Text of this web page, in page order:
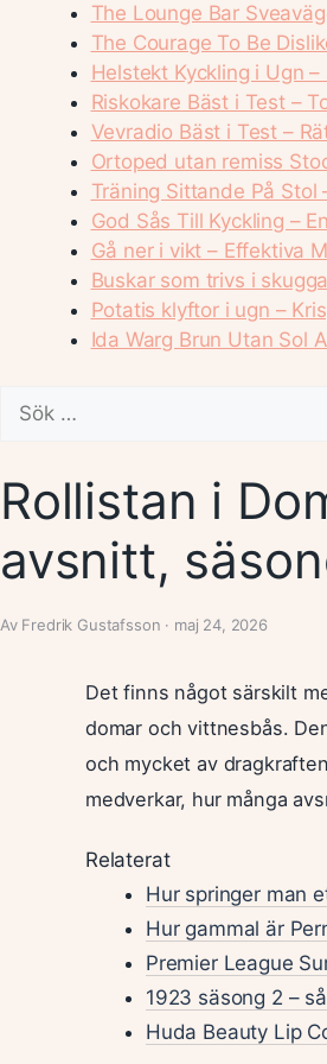
The Lounge Bar
The Courage To Be
Helstekt Kyckling i Ugn
Riskokare Bäst i Test –
Vevradio Bäst i Test –
Ortoped utan remiss
Träning Sittande På Stol
God Sås Till Kyckling –
Gå ner i vikt – Effektiva
Buskar som trivs i
Potatis klyftor i ugn –
Ida Warg Brun Utan Sol
efter:
Rollistan i
avsnitt,
Av Fredrik Gustafsson · maj 24, 2026
Det finns något särskilt
domar och vittnesbås.
och mycket av
medverkar, hur många
Relaterat
Hur springer man
Hur gammal är
Premier League
1923 säsong 2 –
Huda Beauty Lip